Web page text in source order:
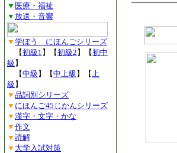
▼ 医療・福祉
▼ 放送・音響
▼ 学ぼう にほんごシリーズ
【初級1 】【初級2 】【初中
級 】
【中級 】【中上級 】【上
級 】
▼ 品詞別シリーズ
▼ にほんご45じかんシリーズ
▼ 漢字・文字・かな
▼ 作文
▼ 読解
▼ 大学入試対策